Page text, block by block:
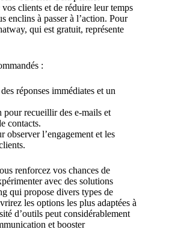
clients et de réduire leur temps
enclins à passer à l’action. Pour
qui est gratuit, représente
:
réponses immédiates et un
pour recueillir des e-mails et
contacts.
observer l’engagement et les
renforcez vos chances de
avec des solutions
qui propose divers types de
les options les plus adaptées à
d’outils peut considérablement
et booster